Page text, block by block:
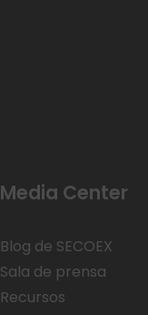
Media Center
Blog de SECOEX
Sala de prensa
Recursos